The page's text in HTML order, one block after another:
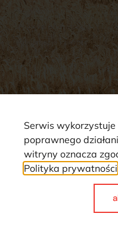
Regulamin
Polityka prywatności
Reklamacje i zwroty
Strona wykorzystuje pliki
Serwis wykorzystuje
poprawnego
witryny oznacza
Polityka prywatności